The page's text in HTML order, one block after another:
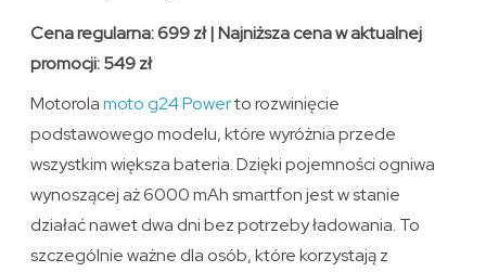
Cena regularna: 699 zł | Najniższa cena w aktualnej
promocji: 549 zł
Motorolamoto g24 Powerto rozwinięcie
podstawowego modelu, które wyróżnia przede
wszystkim większa bateria. Dzięki pojemności ogniwa
wynoszącej aż 6000 mAh smartfon jest w stanie
działać nawet dwa dni bez potrzeby ładowania. To
szczególnie ważne dla osób, które korzystają z